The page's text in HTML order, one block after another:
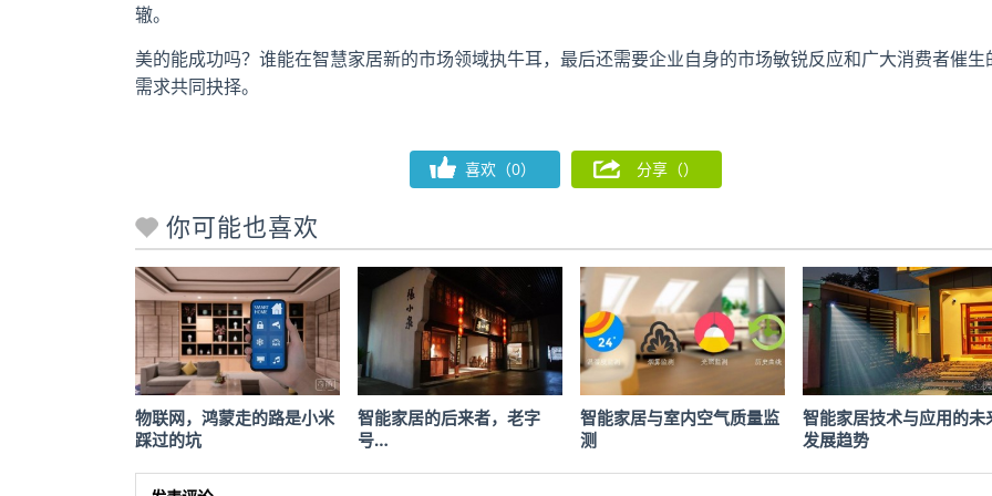
辙。
美的能成功吗？谁能在智慧家居新的市场领域执牛耳，最后还需要企业自身的市场敏锐反应和广大消费者催生
需求共同抉择。
喜欢（0） 分享（）
你可能也喜欢
物联网，鸿蒙走的路是小米
踩过的坑
智能家居的后来者，老字
号…
智能家居与室内空气质量监
测
智能家居技术与应用的未
发展趋势